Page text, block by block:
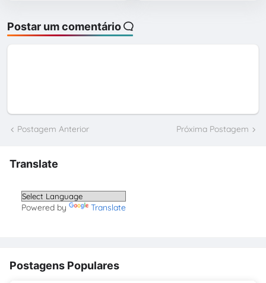
Postar um comentário
Postagem Anterior Próxima Postagem
Translate
Powered by Translate
Postagens Populares